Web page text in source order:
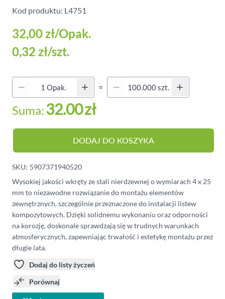
Kod produktu: L4751
32,00 zł/Opak.
0,32 zł/szt.
=
Quantity (Secondary)
Suma:32.00zł
DODAJ DO KOSZYKA
SKU: 5907371940520
Wysokiej jakości wkręty ze stali nierdzewnej o wymiarach 4 x 25
mm to niezawodne rozwiązanie do montażu elementów
zewnętrznych, szczególnie przeznaczone do instalacji listew
kompozytowych. Dzięki solidnemu wykonaniu oraz odporności
na korozję, doskonale sprawdzają się w trudnych warunkach
atmosferycznych, zapewniając trwałość i estetykę montażu przez
długie lata.
Dodaj do listy życzeń
Porównaj